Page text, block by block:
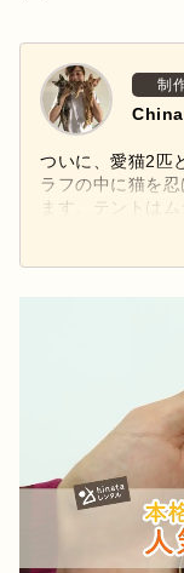
制
ついに、愛猫2匹
ラフの中に猫を
ます。テントは